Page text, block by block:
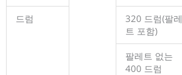
드럼
320 드럼(팔레
트 포함)
팔레트 없는
400 드럼